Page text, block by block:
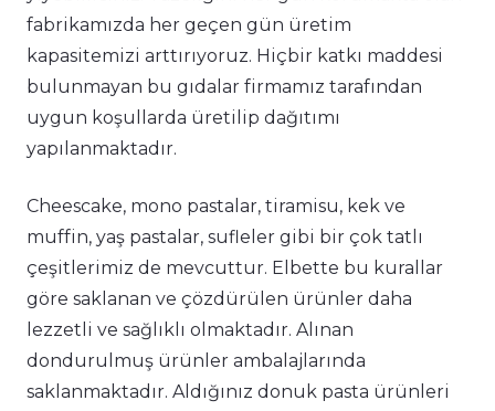
fabrikamızda her geçen gün üretim
kapasitemizi arttırıyoruz. Hiçbir katkı maddesi
bulunmayan bu gıdalar firmamız tarafından
uygun koşullarda üretilip dağıtımı
yapılanmaktadır.
Cheescake, mono pastalar, tiramisu, kek ve
muffin, yaş pastalar, sufleler gibi bir çok tatlı
çeşitlerimiz de mevcuttur. Elbette bu kurallar
göre saklanan ve çözdürülen ürünler daha
lezzetli ve sağlıklı olmaktadır. Alınan
dondurulmuş ürünler ambalajlarında
saklanmaktadır. Aldığınız donuk pasta ürünleri